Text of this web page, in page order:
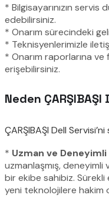
* Bilgisayarınızın
edebilirsiniz.
* Onarım sürecindeki
* Teknisyenlerimizle
* Onarım raporlarına
erişebilirsiniz.
Neden
ÇARŞIBAŞI Dell
* Uzman ve Deneyimli
uzmanlaşmış,
bir ekibe sahibiz.
yeni teknolojilere hakim